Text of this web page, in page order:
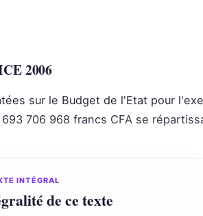
2006
sur le Budget de l'Etat pour
706 968 francs CFA se
INTÉGRAL
de ce texte